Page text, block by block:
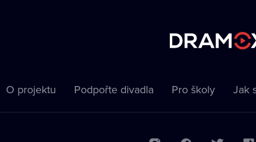
O projektu Podpořte divadla Pro školy Jak